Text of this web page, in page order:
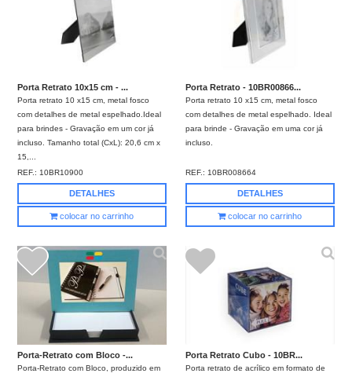
Porta Retrato 10x15 cm - ...
Porta retrato 10 x15 cm, metal fosco
com detalhes de metal espelhado.Ideal
para brindes - Gravação em um cor já
incluso. Tamanho total (CxL): 20,6 cm x
15,...
REF.: 10BR10900
DETALHES
colocar no carrinho
Porta Retrato - 10BR00866...
Porta retrato 10 x15 cm, metal fosco
com detalhes de metal espelhado. Ideal
para brinde - Gravação em uma cor já
incluso.
REF.: 10BR008664
DETALHES
colocar no carrinho
Porta-Retrato com Bloco -...
Porta-Retrato com Bloco, produzido em
Porta Retrato Cubo - 10BR...
Porta retrato de acrílico em formato de